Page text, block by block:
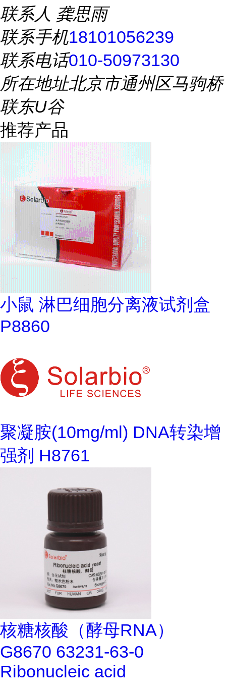
联系人 龚思雨
联系手机18101056239
联系电话010-50973130
所在地址北京市通州区马驹桥
联东U谷
推荐产品
小鼠 淋巴细胞分离液试剂盒
P8860
聚凝胺(10mg/ml) DNA转染增
强剂 H8761
核糖核酸（酵母RNA）
G8670 63231-63-0
Ribonucleic acid